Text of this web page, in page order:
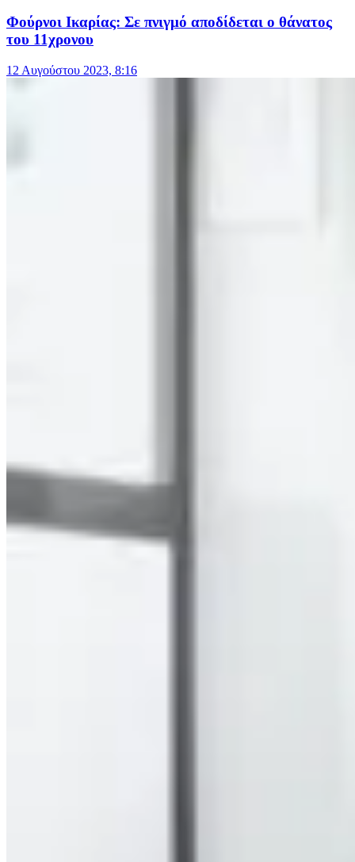
Φούρνοι Ικαρίας: Σε πνιγμό αποδίδεται ο θάνατος
του 11χρονου
12 Αυγούστου 2023, 8:16